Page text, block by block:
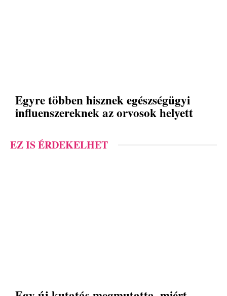
Egyre többen hisznek egészségügyi
influenszereknek az orvosok helyett
EZ IS ÉRDEKELHET